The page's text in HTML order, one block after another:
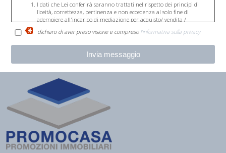
I dati che Lei conferirà saranno trattati nel rispetto dei principi di
liceità, correttezza, pertinenza e non eccedenza al solo fine di
adempiere all'incarico di mediazione per acquisto/ vendita /
conservati per un periodo di tempo non superiore a quello
Il conferimento dei dati è obbligatorio per dare corso ai rapporto
negoziale citato ed il mancato conferimento impedisce la
conclusione dello stesso;
Il conferimento dei dati previsti dalla normativa in materia di
antiriciclaggio è obbligatorio e l'eventuale rifiuto di rispondere
preclude la prestazione professionale richiesta. Al riguardo si precisa
che il trattamento dei dati personali connesso agli obblighi
antiriciclaggio avrà luogo avendo riguardo alle specifiche modalità di
esecuzione imposte agli operatori non finanziari dal Regolamento in
materia di identificazione e conservazione delle informazioni
previsto dall'art. 3 comma 2, del D.Lgs. n. 56/2004 ed adottato con
D.M. n. 143/2006;
Il trattamento sarà effettuato mediante elaborazione ed
archiviazione in forma cartacea e con l'ausilio di strumenti
dichiaro di aver preso visione e compreso l'informativa sulla privacy